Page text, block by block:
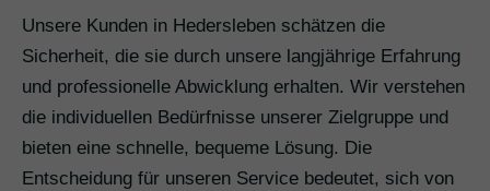
Unsere Kunden in Hedersleben schätzen die
Sicherheit, die sie durch unsere langjährige Erfahrung
und professionelle Abwicklung erhalten. Wir verstehen
die individuellen Bedürfnisse unserer Zielgruppe und
bieten eine schnelle, bequeme Lösung. Die
Entscheidung für unseren Service bedeutet, sich von